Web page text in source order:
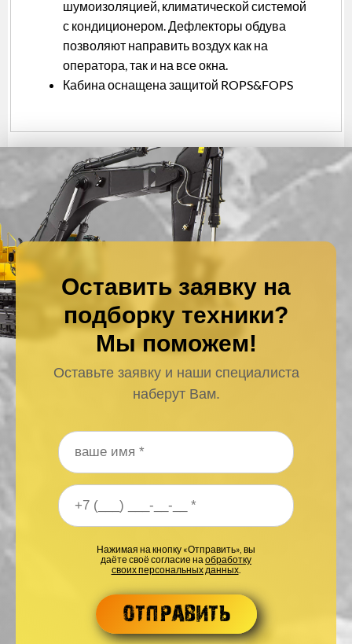
шумоизоляцией, климатической системой
с кондиционером. Дефлекторы обдува
позволяют направить воздух как на
оператора, так и на все окна.
Кабина оснащена защитой ROPS&FOPS
Оставить заявку на
подборку техники?
Мы поможем!
Оставьте заявку и наши специалиста
наберут Вам.
Ваше имя*
Ваш номер телефона*
Нажимая на кнопку «Отправить», вы
даёте своё согласие наобработку
своих персональных данных.